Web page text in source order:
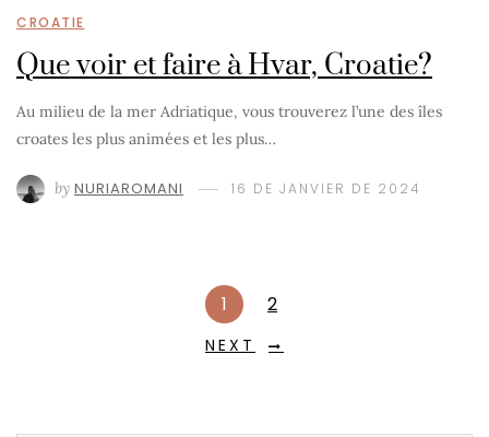
CROATIE
Que voir et faire à Hvar, Croatie?
Au milieu de la mer Adriatique, vous trouverez l’une des îles
croates les plus animées et les plus…
by NURIAROMANI 16 DE JANVIER DE 2024
1 2
NEXT